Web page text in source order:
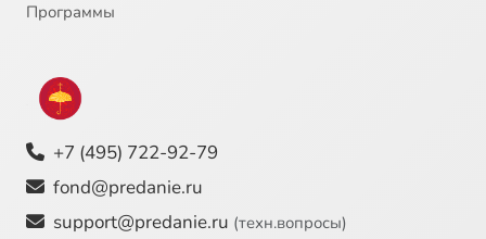
Программы
+7 (495) 722-92-79
fond@predanie.ru
support@predanie.ru (техн.вопросы)